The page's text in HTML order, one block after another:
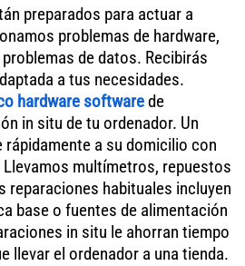
preparados para actuar a
problemas de hardware,
de datos. Recibirás
a tus necesidades.
hardware softwarede
in situ de tu ordenador. Un
a su domicilio con
multímetros, repuestos
reparaciones habituales incluyen
base o fuentes de alimentación
in situ le ahorran tiempo
llevar el ordenador a una tienda.